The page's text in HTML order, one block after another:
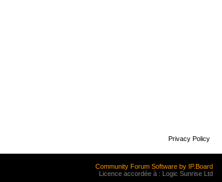
Privacy Policy
Community Forum Software by IP.Board
Licence accordée à : Logic Sunrise Ltd